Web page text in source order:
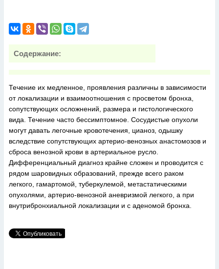
Содержание:
Течение их медленное, проявления различны в зависимости
от локализации и взаимоотношения с просветом бронха,
сопутствующих осложнений, размера и гистологического
вида. Течение часто бессимптомное. Сосудистые опухоли
могут давать легочные кровотечения, цианоз, одышку
вследствие сопутствующих артерио-венозных анастомозов и
сброса венозной крови в артериальное русло.
Дифференциальный диагноз крайне сложен и проводится с
рядом шаровидных образований, прежде всего раком
легкого, гамартомой, туберкулемой, метастатическими
опухолями, артерио-венозной аневризмой легкого, а при
внутрибронхиальной локализации и с аденомой бронха.